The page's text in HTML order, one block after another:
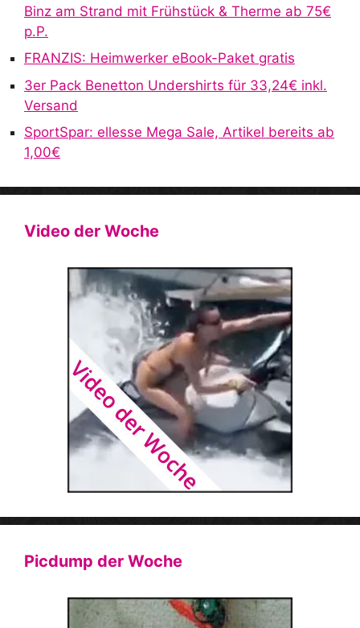
Binz am Strand mit Frühstück & Therme ab 75€
p.P.
FRANZIS: Heimwerker eBook-Paket gratis
3er Pack Benetton Undershirts für 33,24€ inkl.
Versand
SportSpar: ellesse Mega Sale, Artikel bereits ab
1,00€
Video der Woche
Picdump der Woche